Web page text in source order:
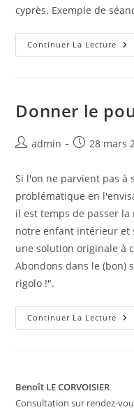
cyprès. Exemple de
Continuer La Lecture
De
Donner le
Auteur/autrice
la
publication :
admin
Publication
28 mars
Si l'on ne parvient pas
problématique en
il est temps de passer
notre enfant intérieur et
une solution originale à
Abondons dans le (bon)
rigolo !".
Continuer La Lecture
Le
Benoît LE CORVOISIER
Consultation sur rendez-